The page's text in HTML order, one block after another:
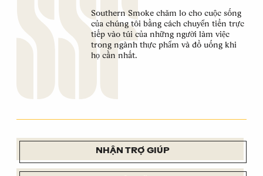
Southern Smoke chăm lo cho cuộc sống
của chúng tôi bằng cách chuyển tiền trực
tiếp vào túi của những người làm việc
trong ngành thực phẩm và đồ uống khi
họ cần nhất.
NHẬN TRỢ GIÚP